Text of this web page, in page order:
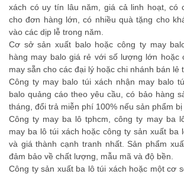
xách có uy tín lâu năm, giá cả linh hoạt, có
cho đơn hàng lớn, có nhiều quà tặng cho
vào các dịp lễ trong năm.
Cơ sở sản xuất balo hoặc công ty may
hàng may balo giá rẻ với số lượng lớn hoặc
may sẵn cho các đại lý hoặc chi nhánh bán lẻ
Công ty may balo túi xách nhận may balo
balo quảng cáo theo yêu cầu, có bảo hàng
tháng, đổi trả miễn phí 100% nếu sản phẩm
Công ty may ba lô tphcm, công ty may ba
may ba lô túi xách hoặc công ty sản xuất ba
và giá thành cạnh tranh nhất. Sản phẩm
đảm bảo về chất lượng, mẫu mã và độ bền.
Công ty sản xuất ba lô túi xách hoặc một cơ